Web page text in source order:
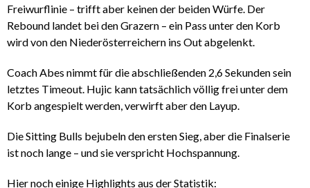
Freiwurflinie – trifft aber keinen der beiden Würfe. Der
Rebound landet bei den Grazern – ein Pass unter den Korb
wird von den Niederösterreichern ins Out abgelenkt.
Coach Abes nimmt für die abschließenden 2,6 Sekunden sein
letztes Timeout. Hujic kann tatsächlich völlig frei unter dem
Korb angespielt werden, verwirft aber den Layup.
Die Sitting Bulls bejubeln den ersten Sieg, aber die Finalserie
ist noch lange – und sie verspricht Hochspannung.
Hier noch einige Highlights aus der Statistik: